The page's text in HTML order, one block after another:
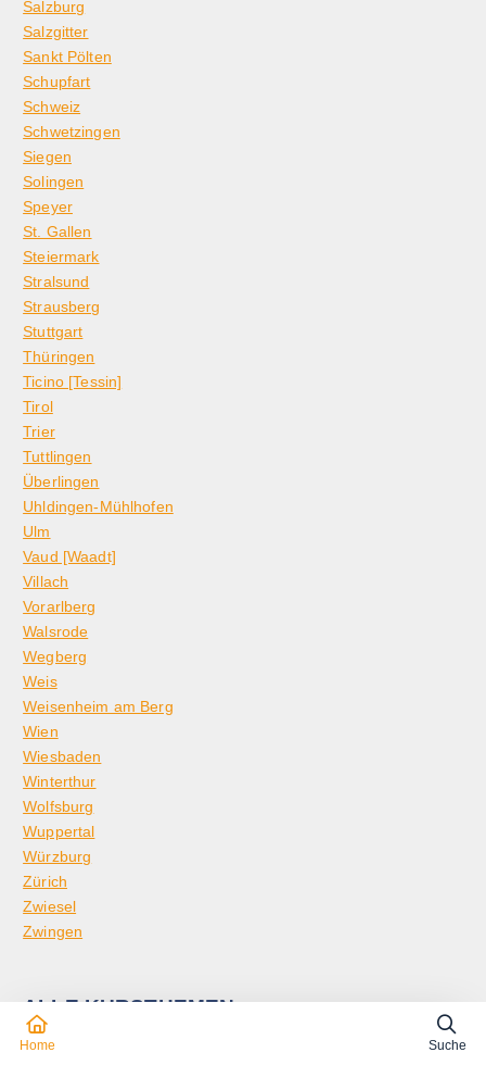
Salzburg
Salzgitter
Sankt Pölten
Schupfart
Schweiz
Schwetzingen
Siegen
Solingen
Speyer
St. Gallen
Steiermark
Stralsund
Strausberg
Stuttgart
Thüringen
Ticino [Tessin]
Tirol
Trier
Tuttlingen
Überlingen
Uhldingen-Mühlhofen
Ulm
Vaud [Waadt]
Villach
Vorarlberg
Walsrode
Wegberg
Weis
Weisenheim am Berg
Wien
Wiesbaden
Winterthur
Wolfsburg
Wuppertal
Würzburg
Zürich
Zwiesel
Zwingen
ALLE KURSTHEMEN
Home Suche